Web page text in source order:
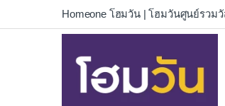
Skip to navigation
Skip to contentHomeone โฮมวัน | โฮมวันศูนย์รวม